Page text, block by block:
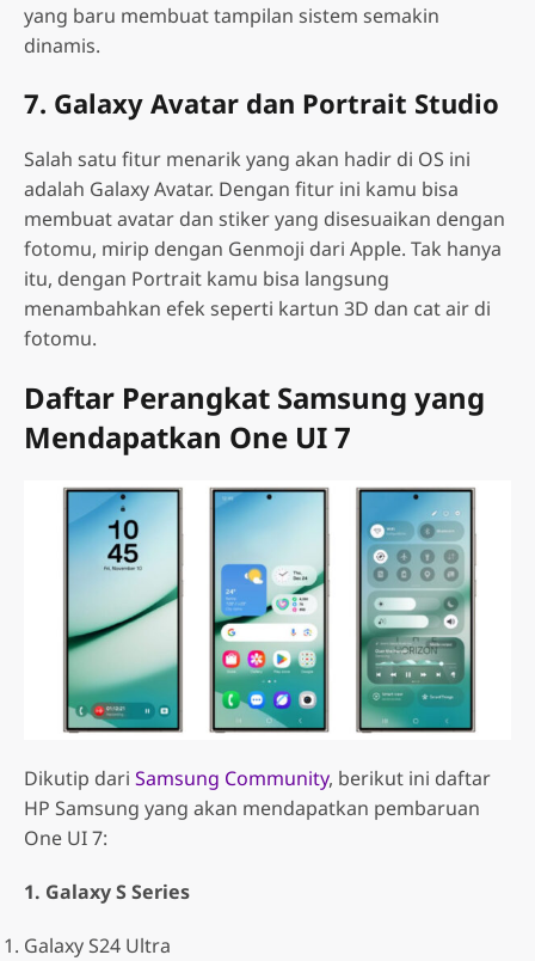
yang baru membuat tampilan sistem semakin
dinamis.
7. Galaxy Avatar dan Portrait Studio
Salah satu fitur menarik yang akan hadir di OS ini
adalah Galaxy Avatar. Dengan fitur ini kamu bisa
membuat avatar dan stiker yang disesuaikan dengan
fotomu, mirip dengan Genmoji dari Apple. Tak hanya
itu, dengan Portrait kamu bisa langsung
menambahkan efek seperti kartun 3D dan cat air di
fotomu.
Daftar Perangkat Samsung yang
Mendapatkan One UI 7
Dikutip dari Samsung Community, berikut ini daftar
HP Samsung yang akan mendapatkan pembaruan
One UI 7:
1. Galaxy S Series
Galaxy S24 Ultra